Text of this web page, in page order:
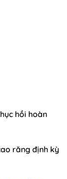
hồi hoàn
răng định kỳ